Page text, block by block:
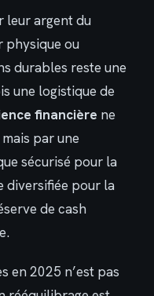
leur argent du
physique ou
durables reste une
une logistique de
financière ne
par une
sécurisé pour la
diversifiée pour la
de cash
en 2025 n’est pas